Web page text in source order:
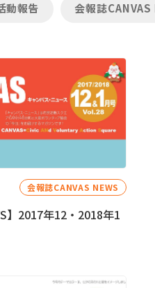
動報告 会報誌CANVAS
会報誌CANVAS NEWS
】2017年12・2018年1